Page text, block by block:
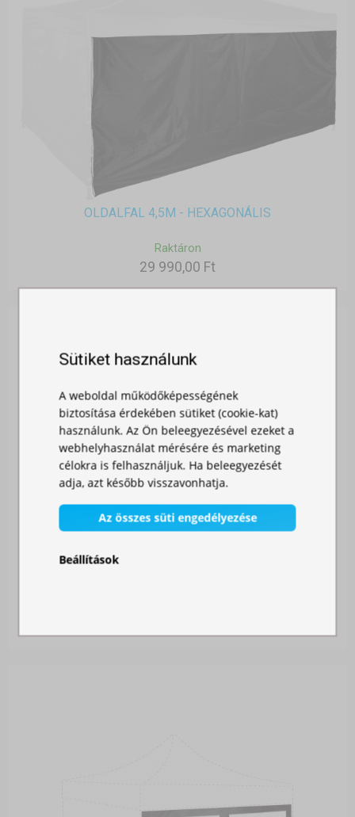
OLDALFAL 4,5M - HEXAGONÁLIS
Raktáron
29 990,00 Ft
Sütiket használunk
A weboldal működőképességének
biztosítása érdekében sütiket (cookie-kat)
használunk. Az Ön beleegyezésével ezeket a
webhelyhasználat mérésére és marketing
célokra is felhasználjuk. Ha beleegyezését
adja, azt később visszavonhatja.
Az összes süti engedélyezése
Beállítások